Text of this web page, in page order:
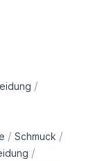
/
/ Schmuck /
/